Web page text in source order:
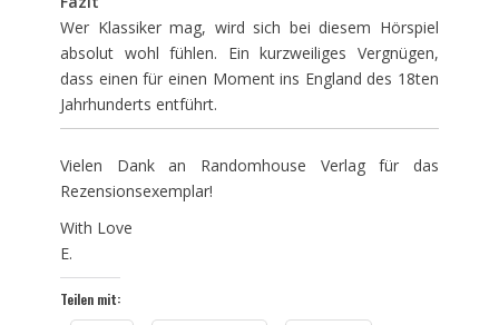
Wer Klassiker mag, wird sich bei diesem Hörspiel
absolut wohl fühlen. Ein kurzweiliges Vergnügen,
dass einen für einen Moment ins England des 18ten
Jahrhunderts entführt.
Vielen Dank an Randomhouse Verlag für das
Rezensionsexemplar!
With Love
E.
Teilen mit: